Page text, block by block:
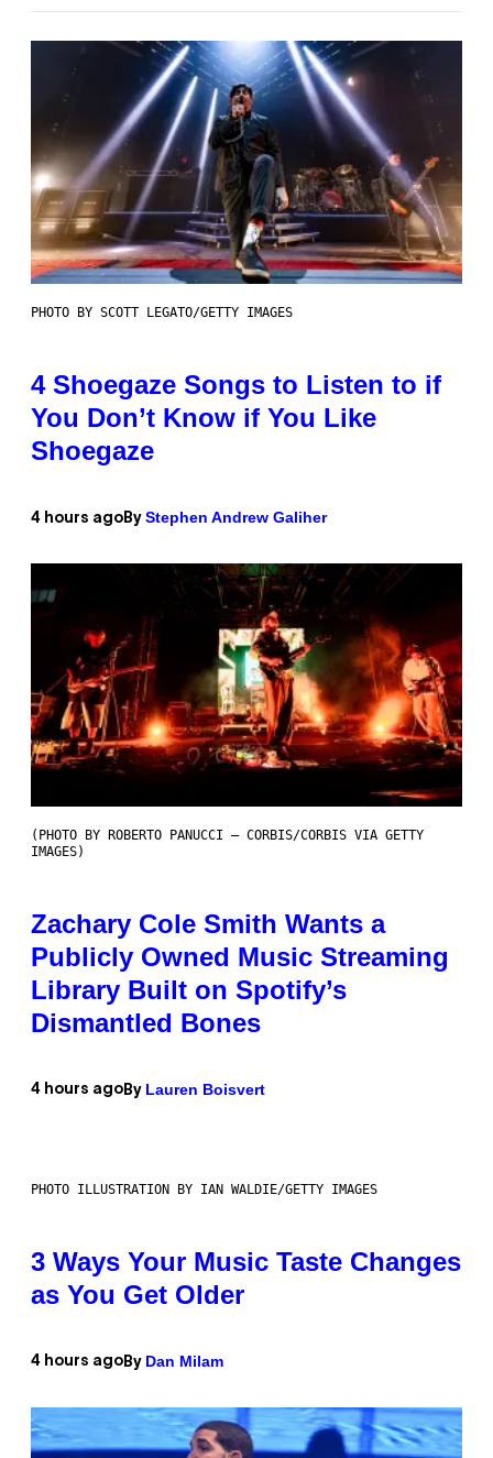
PHOTO BY SCOTT LEGATO/GETTY IMAGES
4 Shoegaze Songs to Listen to if
You Don’t Know if You Like
Shoegaze
4 hours ago By Stephen Andrew Galiher
(PHOTO BY ROBERTO PANUCCI – CORBIS/CORBIS VIA GETTY
IMAGES)
Zachary Cole Smith Wants a
Publicly Owned Music Streaming
Library Built on Spotify’s
Dismantled Bones
4 hours ago By Lauren Boisvert
PHOTO ILLUSTRATION BY IAN WALDIE/GETTY IMAGES
3 Ways Your Music Taste Changes
as You Get Older
4 hours ago By Dan Milam